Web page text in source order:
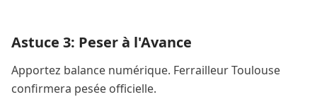
Astuce 3: Peser à l'Avance
Apportez balance numérique. Ferrailleur Toulouse
confirmera pesée officielle.